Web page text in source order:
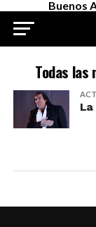
Buenos
Todas